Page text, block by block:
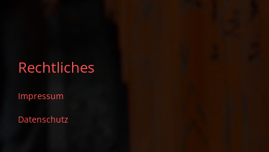
Rechtliches
Impressum
Datenschutz